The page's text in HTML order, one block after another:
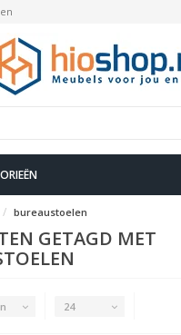
bureaustoelen
GETAGD MET
24